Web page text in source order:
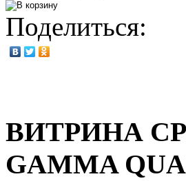
Поделиться:
ВИТРИНА
GAMMA